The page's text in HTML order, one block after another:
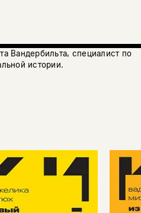
Вандербильта, специалист по
истории.